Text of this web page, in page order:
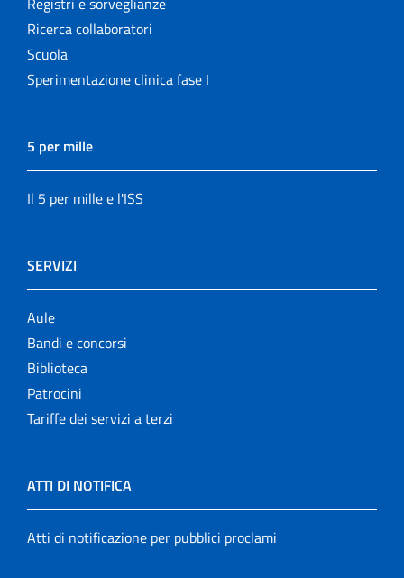
Ricerca collaboratori
Scuola
Sperimentazione clinica fase I
5 per mille
Il 5 per mille e l'ISS
SERVIZI
Aule
Bandi e concorsi
Biblioteca
Patrocini
Tariffe dei servizi a terzi
ATTI DI NOTIFICA
Atti di notificazione per pubblici proclami